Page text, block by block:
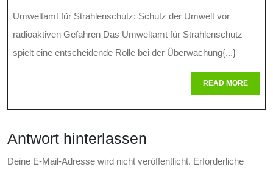
Der
Umwelt:
Die
Für
Umweltamt für Strahlenschutz: Schutz der Umwelt vor
radioaktiven Gefahren Das Umweltamt für Strahlenschutz
spielt eine entscheidende Rolle bei der Überwachung{...}
READ MOREREAD
MORE
Antwort hinterlassen
Deine E-Mail-Adresse wird nicht veröffentlicht. Erforderliche